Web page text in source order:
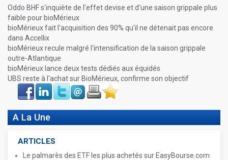
Oddo BHF s'inquiète de l'effet devise et d'une saison grippale plus
faible pour bioMérieux
bioMérieux fait l'acquisition des 90% qu'il ne détenait pas encore
dans Accellix
bioMérieux recule malgré l'intensification de la saison grippale
outre-Atlantique
bioMérieux lance deux tests dédiés aux équidés
UBS reste à l'achat sur BioMérieux, confirme son objectif
Face
book
LinkIn Twitter Envoyer ImprimerFavoris
A La Une
ARTICLES
Le palmarès des ETF les plus achetés sur EasyBourse.com